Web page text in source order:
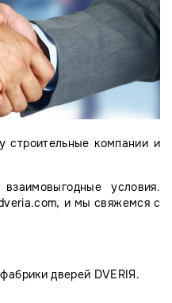
строительные компании и
условия.
и мы свяжемся с
дверей DVERIЯ.